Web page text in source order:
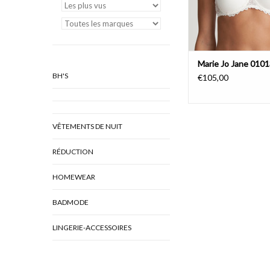
BH'S
VÊTEMENTS DE NUIT
RÉDUCTION
HOMEWEAR
BADMODE
LINGERIE-ACCESSOIRES
Marie Jo Jane
€105,00